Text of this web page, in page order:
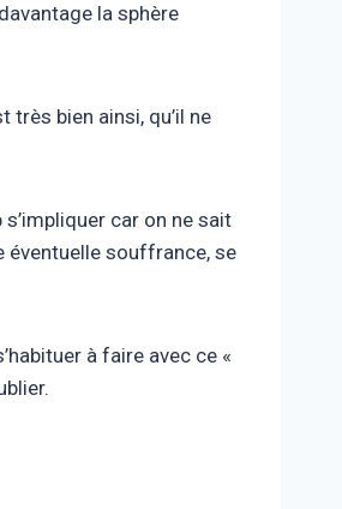
la sphère
très bien ainsi, qu’il ne
car on ne sait
éventuelle souffrance, se
à faire avec ce «